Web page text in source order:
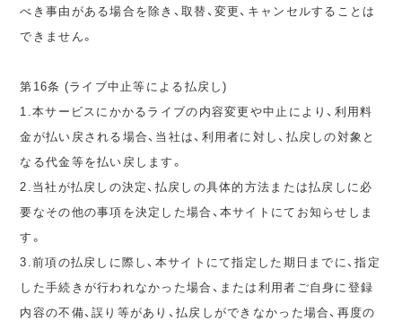
べき事由がある場合を除き、取替、変更、キャンセルすることは
できません。
第16条 (ライブ中止等による払戻し)
1.本サービスにかかるライブの内容変更や中止により、利用料
金が払い戻される場合、当社は、利用者に対し、払戻しの対象と
なる代金等を払い戻します。
2.当社が払戻しの決定、払戻しの具体的方法または払戻しに必
要なその他の事項を決定した場合、本サイトにてお知らせしま
す。
3.前項の払戻しに際し、本サイトにて指定した期日までに、指定
した手続きが行われなかった場合、または利用者ご自身に登録
内容の不備、誤り等があり、払戻しができなかった場合、再度の